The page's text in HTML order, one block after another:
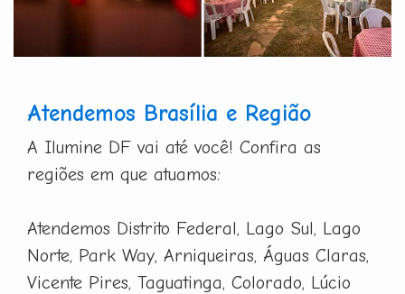
Atendemos Brasília e Região
A Ilumine DF vai até você! Confira as
regiões em que atuamos:
Atendemos Distrito Federal, Lago Sul, Lago
Norte, Park Way, Arniqueiras, Águas Claras,
Vicente Pires, Taguatinga, Colorado, Lúcio